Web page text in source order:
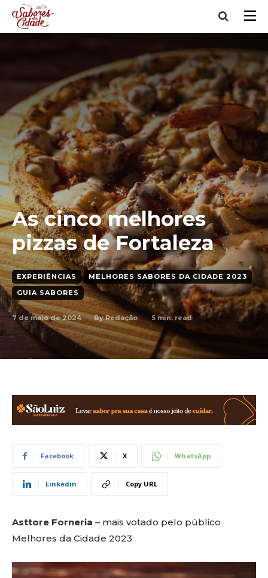
As cinco melhores
pizzas de Fortaleza
EXPERIÊNCIAS
MELHORES SABORES DA CIDADE 2023
GUIA SABORES
7 de maio de 2024 By Redação 5min. read
Facebook X WhatsApp
Linkedin Copy URL
Asttore Forneria – mais votado pelo público
Melhores da Cidade 2023